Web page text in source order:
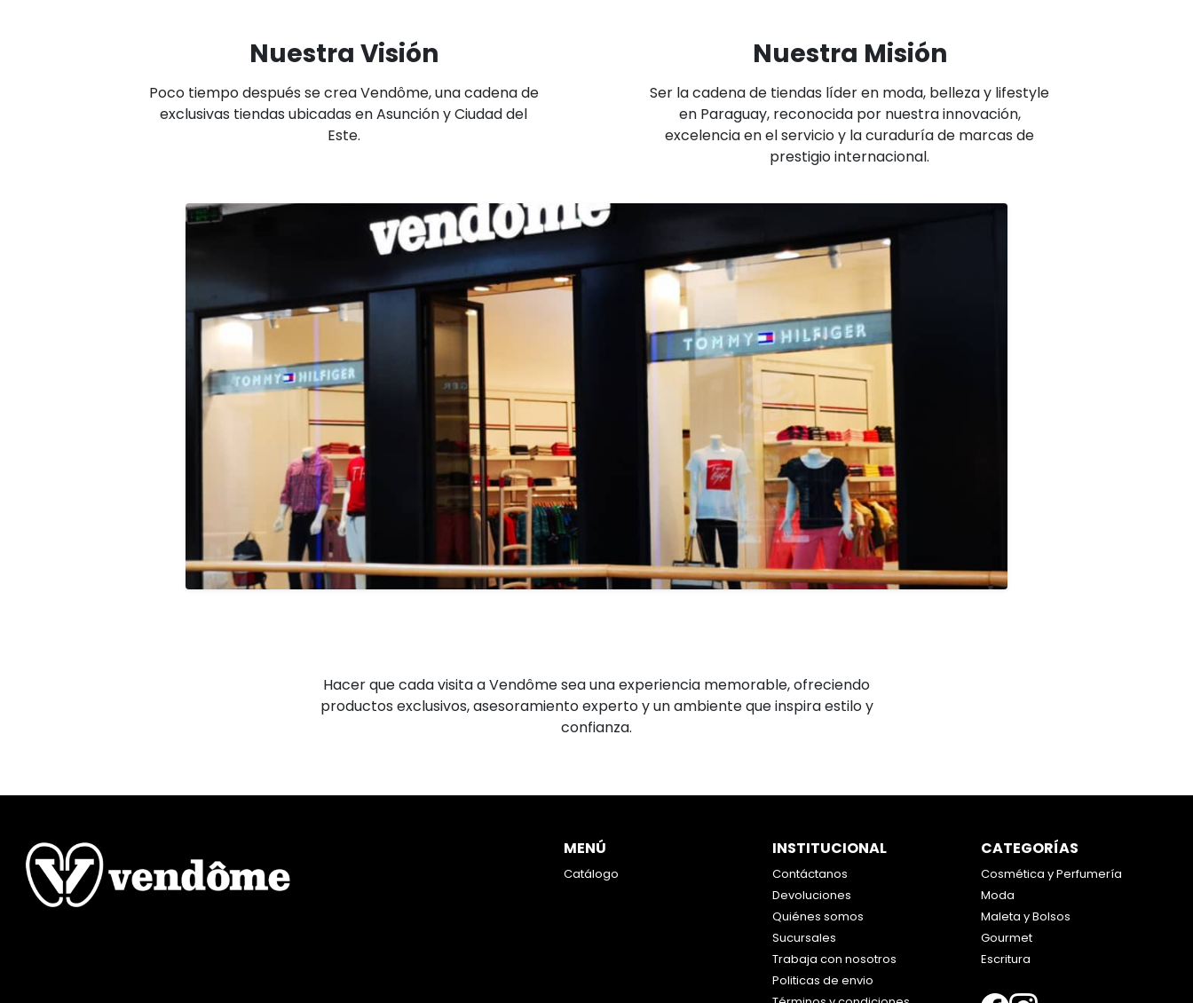
Nuestra Visión
Poco tiempo después se crea Vendôme, una cadena de
exclusivas tiendas ubicadas en Asunción y Ciudad del
Este.
Nuestra Misión
Ser la cadena de tiendas líder en moda, belleza y lifestyle
en Paraguay, reconocida por nuestra innovación,
excelencia en el servicio y la curaduría de marcas de
prestigio internacional.
Hacer que cada visita a Vendôme sea una experiencia memorable, ofreciendo
productos exclusivos, asesoramiento experto y un ambiente que inspira estilo y
confianza.
MENÚ
Catálogo
INSTITUCIONAL
Contáctanos
Devoluciones
Quiénes somos
Sucursales
Trabaja con nosotros
Politicas de envio
CATEGORÍAS
Cosmética y Perfumería
Moda
Maleta y Bolsos
Gourmet
Escritura